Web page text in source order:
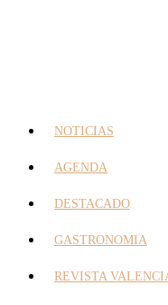
NOTICIAS
AGENDA
DESTACADO
GASTRONOMIA
REVISTA